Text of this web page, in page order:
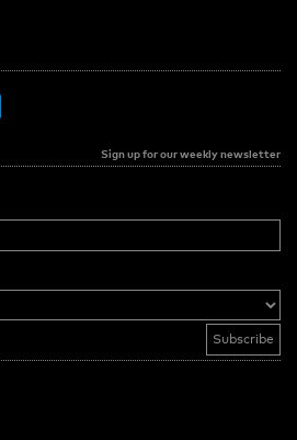
Sign up for our weekly newsletter